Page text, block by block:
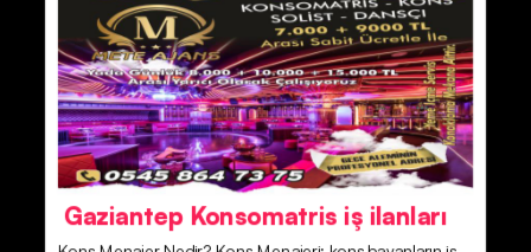
Gaziantep Konsomatris iş ilanları